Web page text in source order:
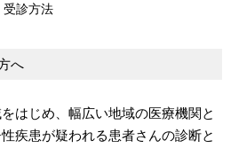
受診方法
へ
はじめ、幅広い地域の医療機関と
疾患が疑われる患者さんの診断と